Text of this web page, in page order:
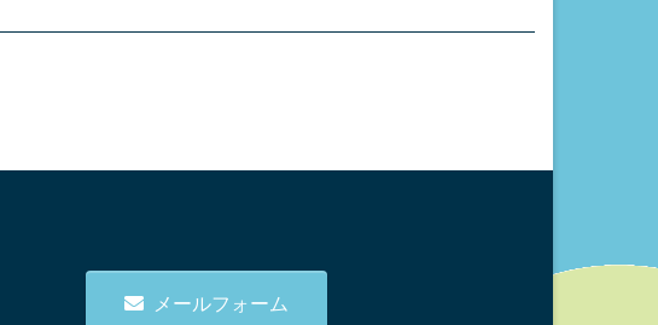
メールフォーム